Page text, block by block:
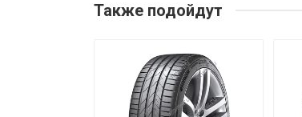
Laufenn Z-Fit EQ
Laufenn Z-Fit EQ
Laufenn Z-Fit EQ
Также подойдут